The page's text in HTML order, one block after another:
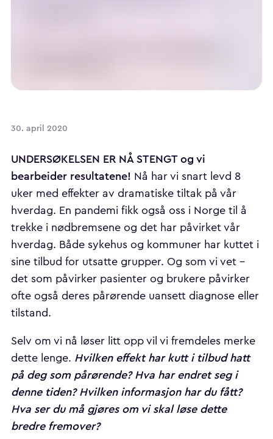
30. april 2020
UNDERSØKELSEN ER NÅ STENGT og vi
bearbeider resultatene! Nå har vi snart levd 8
uker med effekter av dramatiske tiltak på vår
hverdag. En pandemi fikk også oss i Norge til å
trekke i nødbremsene og det har påvirket vår
hverdag. Både sykehus og kommuner har kuttet i
sine tilbud for utsatte grupper. Og som vi vet –
det som påvirker pasienter og brukere påvirker
ofte også deres pårørende uansett diagnose eller
tilstand.
Selv om vi nå løser litt opp vil vi fremdeles merke
dette lenge. Hvilken effekt har kutt i tilbud hatt
på deg som pårørende? Hva har endret seg i
denne tiden? Hvilken informasjon har du fått?
Hva ser du må gjøres om vi skal løse dette
bredre fremover?